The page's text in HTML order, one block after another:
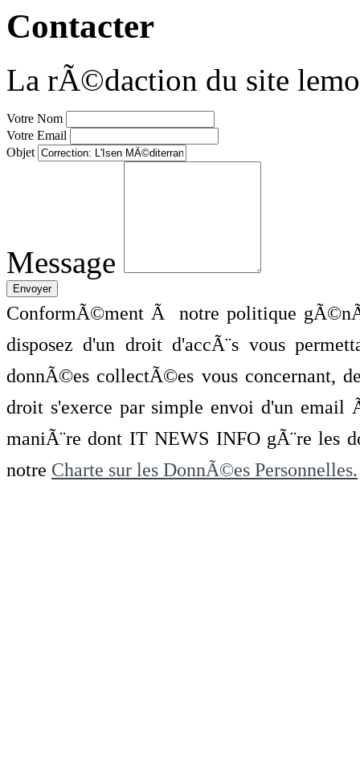
Contacter
La rÃ©daction du site
Votre Nom
Votre Email
Objet
Message
ConformÃ©ment Ã notre politique
disposez d'un droit d'accÃ¨s vous
donnÃ©es collectÃ©es vous concernant,
droit s'exerce par simple envoi d'un
maniÃ¨re dont IT NEWS INFO gÃ¨re les
notre Charte sur les DonnÃ©es Personnelles.